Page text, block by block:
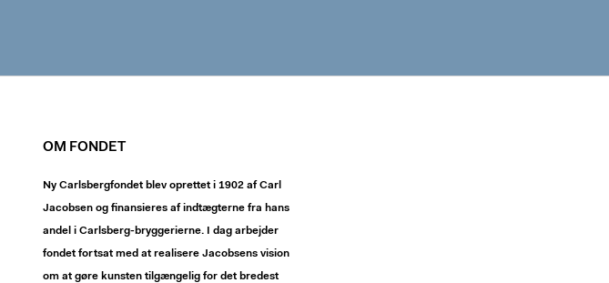
OM FONDET
Ny Carlsbergfondet blev oprettet i 1902 af Carl
Jacobsen og finansieres af indtægterne fra hans
andel i Carlsberg-bryggerierne. I dag arbejder
fondet fortsat med at realisere Jacobsens vision
om at gøre kunsten tilgængelig for det bredest